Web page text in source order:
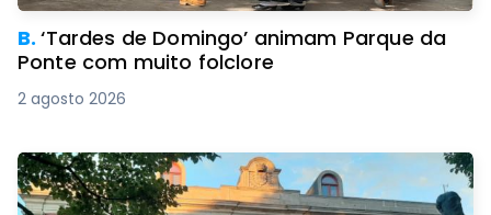
B.‘Tardes de Domingo’ animam Parque da
Ponte com muito folclore
2 agosto 2026